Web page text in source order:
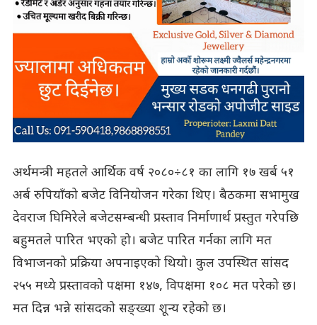
अर्थमन्त्री महतले आर्थिक वर्ष २०८०÷८१ का लागि १७ खर्ब ५१
अर्ब रुपियाँको बजेट विनियोजन गरेका थिए। बैठकमा सभामुख
देवराज घिमिरेले बजेटसम्बन्धी प्रस्ताव निर्माणार्थ प्रस्तुत गरेपछि
बहुमतले पारित भएको हो। बजेट पारित गर्नका लागि मत
विभाजनको प्रक्रिया अपनाइएको थियो। कुल उपस्थित सांसद
२५५ मध्ये प्रस्तावको पक्षमा १४७, विपक्षमा १०८ मत परेको छ।
मत दिन्न भन्ने सांसदको सङ्ख्या शून्य रहेको छ।